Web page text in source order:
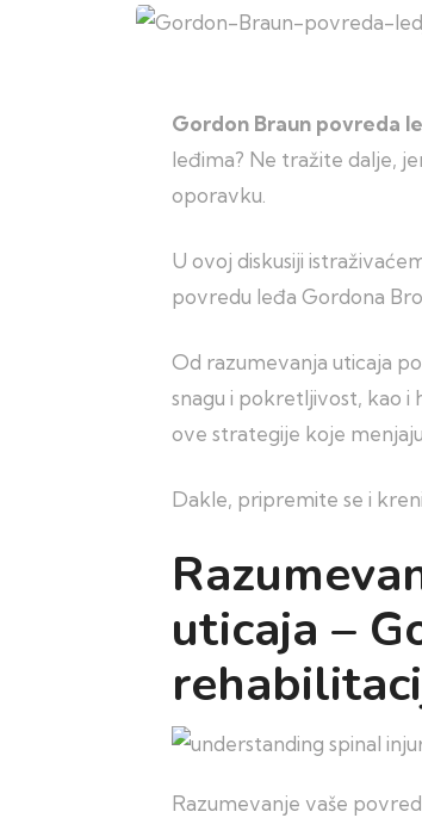
Gordon Braun povreda
leđima? Ne tražite dalje,
oporavku.
U ovoj diskusiji
povredu leđa Gordona
Od razumevanja uticaja
snagu i pokretljivost, kao
ove strategije koje
Dakle, pripremite se i
uticaja –
Razumevanje vaše